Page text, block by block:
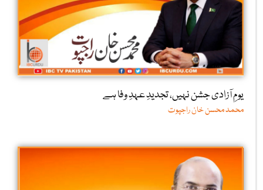
یومِ آزادی جشن نہیں، تجدیدِ عہدِ وفا ہے
محمد محسن خان راجپوت